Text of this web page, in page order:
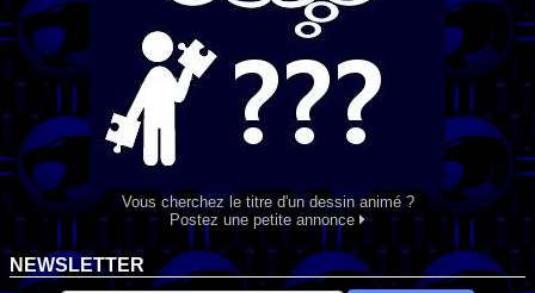
Vous cherchez le titre d'un dessin animé ?
Postez une petite annonce
NEWSLETTER